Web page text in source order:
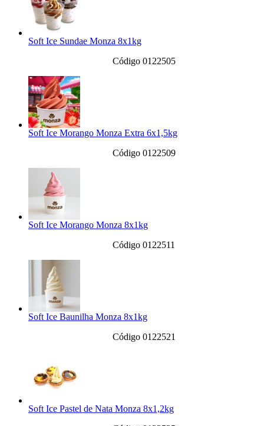
Soft Ice Sundae Monza 8x1kg
Código 0122505
Soft Ice Morango Monza Extra 6x1,5kg
Código 0122509
Soft Ice Morango Monza 8x1kg
Código 0122511
Soft Ice Baunilha Monza 8x1kg
Código 0122521
Soft Ice Pastel de Nata Monza 8x1,2kg